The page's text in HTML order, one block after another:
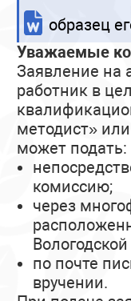
образец
Уважаемые
Заявление на
работник в
методист»
может подать:
комиссию;
через
по почте
вручении.